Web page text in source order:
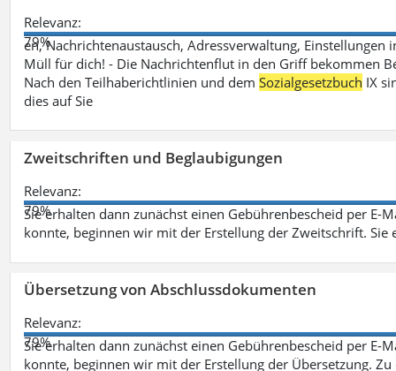
Relevanz:
79%
en, Nachrichtenaustausch, Adressverwaltung,
Müll für dich! - Die Nachrichtenflut in den Griff bekommen
Nach den Teilhaberichtlinien und demSozialgesetzbuch IX
dies auf Sie
Zweitschriften und Beglaubigungen
Relevanz:
79%
Sie erhalten dann zunächst einen Gebührenbescheid per E-
konnte, beginnen wir mit der Erstellung der Zweitschrift. Sie
Übersetzung von Abschlussdokumenten
Relevanz:
79%
Sie erhalten dann zunächst einen Gebührenbescheid per E-
konnte, beginnen wir mit der Erstellung der Übersetzung.